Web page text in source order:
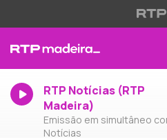
RTP Notícias (RTP
Madeira)
Emissão em simultâneo
Notícias